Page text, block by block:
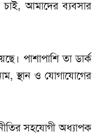
আমাদের ব্যবসার
পাশাপাশি তা ডার্ক
স্থান ও যোগাযোগের
সহযোগী অধ্যাপক